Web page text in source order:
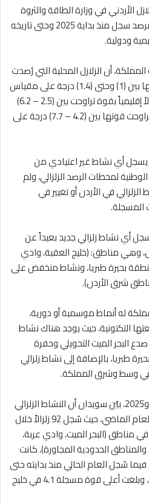
الأردني في وزارة الطاقة والثروة
المعدنية، غسان سويدان، إن المرصد سجل منذ بداية 2025 وحتى تاريخه
أن الزلازل المحلية التي رُصدت
بلغ عددها 65 زلزالاً، تراوحت قوتها بين (1) وحتى (1.4) درجة على مقياس
ريختر، في حين تم تسجيل 323 زلزالاً إقليمياً بقوة تراوحت بين (2.5 – 6.2)
درجة، و207 زلازل بعيدة (دولية) تراوحت قوتها بين (4.2 – 7.7) درجة على
يسجل أي نشاط غير اعتيادي من
لمحطات الرصد الزلزالي، ولم
في الأردن أو تغيير في
المسجلة.
أي نشاط زلزالي جديد بعيداً عن
وهي مناطق: (خليج العقبة، وادي
بحيرة طبريا، ونشاط منخفض على
شرق الأردن).
له أنماط موسمية أو دورية،
التكتونية، حيث يوجد هناك نشاط
البحر الميت التحويلي وحفرة
طبريا، بالإضافة إلى نشاط زلزالي
في وسط وشرق المملكة.
وفي مقارنة بين العامين 2024 و2025، بيّن سويدان أن النشاط الزلزالي
المحلي خلال 2025 متقارب مع العام الماضي، حيث سُجل 92 زلزالاً خلال
مناطق (البحر الميت، وادي عربة،
والمناطق الحدودية المجاورة)، كانت
العقبة، فيما سُجل العام الحالي منذ بدايته حتى
تاريخه 65 زلزالاً في ذات المناطق، وبلغت أعلى قوة مسجلة 4.1 في خليج